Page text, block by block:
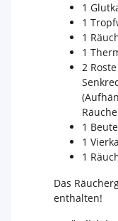
1
1
1
1
2
1
1
1
Das
enthalten!